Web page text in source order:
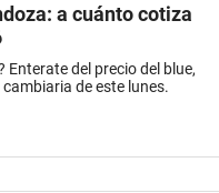
a cuánto cotiza
Enterate del precio del blue,
de este lunes.